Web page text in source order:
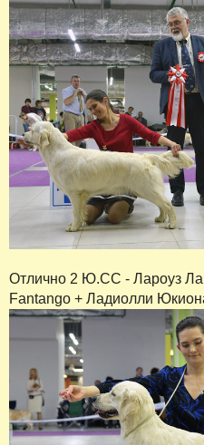
Отлично 2 Ю.СС - Лароуз
Fantango + Ладиолли